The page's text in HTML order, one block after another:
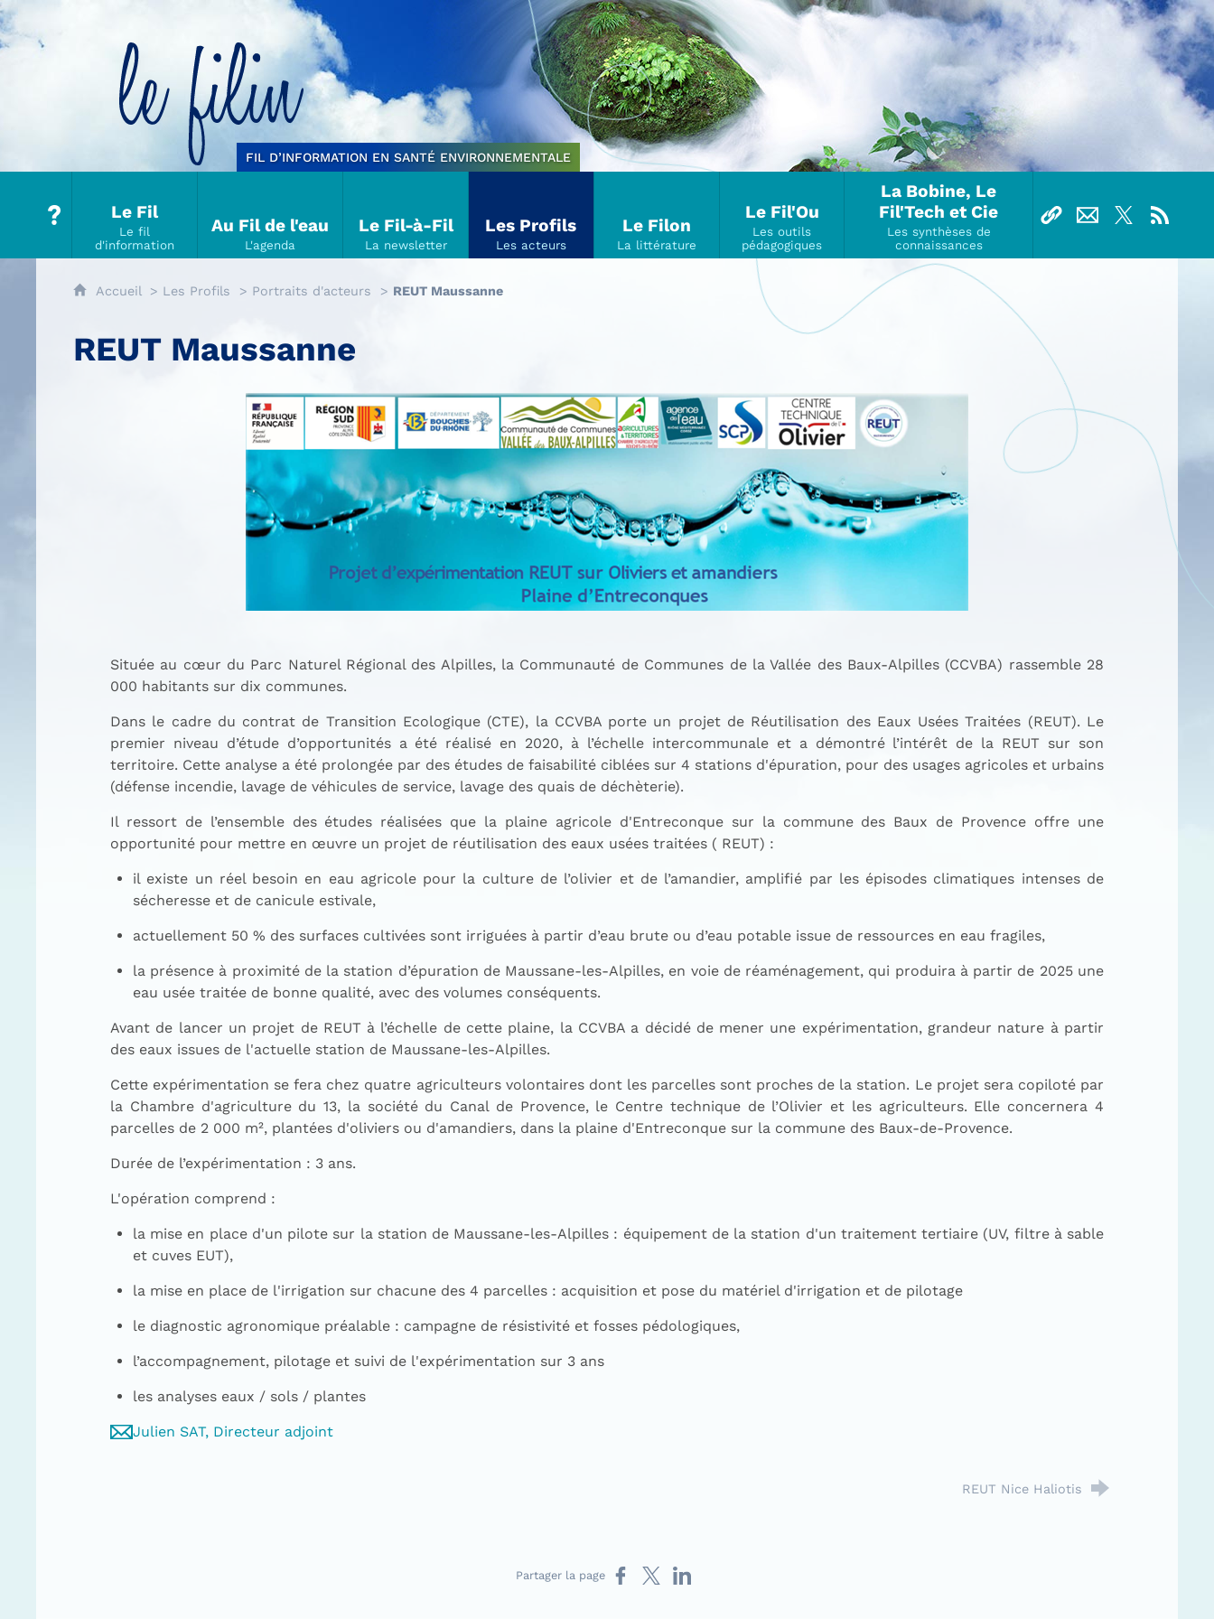
FIL D’INFORMATION EN SANTÉ ENVIRONNEMENTALE
Le Fil
Au Fil de l'eau Le Fil-à-Fil Les Profils Le Filon
Le Fil'Ou
La Bobine, Le
Fil'Tech et Cie
Accueil Les Profils Portraits d'acteurs REUT Maussanne
REUT Maussanne
Située au cœur du Parc Naturel Régional des Alpilles, la Communauté de Communes de la Vallée des Baux-Alpilles (CCVBA) rassemble 28
000 habitants sur dix communes.
Dans le cadre du contrat de Transition Ecologique (CTE), la CCVBA porte un projet de Réutilisation des Eaux Usées Traitées (REUT). Le
premier niveau d’étude d’opportunités a été réalisé en 2020, à l’échelle intercommunale et a démontré l’intérêt de la REUT sur son
territoire. Cette analyse a été prolongée par des études de faisabilité ciblées sur 4 stations d'épuration, pour des usages agricoles et urbains
(défense incendie, lavage de véhicules de service, lavage des quais de déchèterie).
Il ressort de l’ensemble des études réalisées que la plaine agricole d'Entreconque sur la commune des Baux de Provence offre une
opportunité pour mettre en œuvre un projet de réutilisation des eaux usées traitées ( REUT) :
il existe un réel besoin en eau agricole pour la culture de l’olivier et de l’amandier, amplifié par les épisodes climatiques intenses de
sécheresse et de canicule estivale,
actuellement 50 % des surfaces cultivées sont irriguées à partir d’eau brute ou d’eau potable issue de ressources en eau fragiles,
la présence à proximité de la station d’épuration de Maussane-les-Alpilles, en voie de réaménagement, qui produira à partir de 2025 une
eau usée traitée de bonne qualité, avec des volumes conséquents.
Avant de lancer un projet de REUT à l’échelle de cette plaine, la CCVBA a décidé de mener une expérimentation, grandeur nature à partir
des eaux issues de l'actuelle station de Maussane-les-Alpilles.
Cette expérimentation se fera chez quatre agriculteurs volontaires dont les parcelles sont proches de la station. Le projet sera copiloté par
la Chambre d'agriculture du 13, la société du Canal de Provence, le Centre technique de l’Olivier et les agriculteurs. Elle concernera 4
parcelles de 2 000 m², plantées d'oliviers ou d'amandiers, dans la plaine d'Entreconque sur la commune des Baux-de-Provence.
Durée de l’expérimentation : 3 ans.
L'opération comprend :
la mise en place d'un pilote sur la station de Maussane-les-Alpilles : équipement de la station d'un traitement tertiaire (UV, filtre à sable
et cuves EUT),
la mise en place de l'irrigation sur chacune des 4 parcelles : acquisition et pose du matériel d'irrigation et de pilotage
le diagnostic agronomique préalable : campagne de résistivité et fosses pédologiques,
l’accompagnement, pilotage et suivi de l'expérimentation sur 3 ans
les analyses eaux / sols / plantes
Julien SAT, Directeur adjoint
REUT Nice Haliotis
Partager la page Partager sur Facebook
Partager sur X
Partager sur LinkedIn